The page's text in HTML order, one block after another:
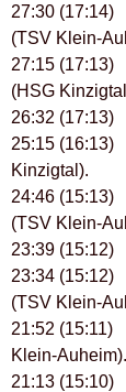
27:30
(TSV Klein-
27:15
(HSG
26:32
25:15
Kinzigtal).
24:46
(TSV Klein-
23:39
23:34
(TSV Klein-
21:52
Klein-Auheim).
21:13